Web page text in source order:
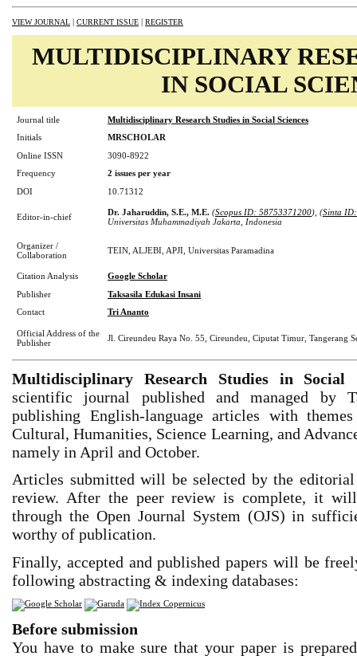
VIEW JOURNAL | CURRENT ISSUE | REGISTER
MULTIDISCIPLINARY
IN SOCIAL
Journal title
Multidisciplinary Research Studies in Social Sciences
Initials
MRSCHOLAR
Online ISSN
3090-8922
Frequency
2 issues per year
DOI
10.71312
Editor-in-chief Dr. Jaharuddin, S.E., M.E. (Scopus ID: 58753371200), (Sinta
Universitas Muhammadiyah Jakarta, Indonesia
Organizer /
Collaboration
TEIN, ALJEBI, APJI, Universitas Paramadina
Citation Analysis
Google Scholar
Publisher
Taksasila Edukasi Insani
Contact
Tri Ananto
Official Address of the
Publisher
Jl. Cireundeu Raya No. 55, Cireundeu, Ciputat Timur, Tangerang
Multidisciplinary Research Studies in Social
scientific journal published and managed by
publishing English-language articles with
Cultural, Humanities, Science Learning, and
namely in April and October.
Articles submitted will be selected by the
review. After the peer review is complete, it
through the Open Journal System (OJS) in
worthy of publication.
Finally, accepted and published papers will be
following abstracting & indexing databases:
Before submission
You have to make sure that your paper is